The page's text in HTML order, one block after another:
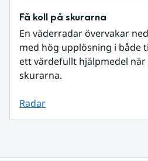
Få koll på skurarna
En väderradar övervakar
med hög upplösning i både
ett värdefullt hjälpmedel när
skurarna.
Radar